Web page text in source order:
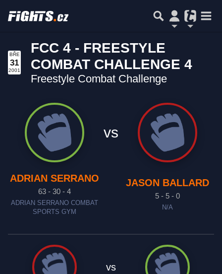
BŘE
31
2001
FCC 4 - FREESTYLE
COMBAT CHALLENGE 4
Freestyle Combat Challenge
ADRIAN SERRANO
63 - 30 - 4
ADRIAN SERRANO COMBAT
SPORTS GYM
vs
JASON BALLARD
5 - 5 - 0
N/A
vs